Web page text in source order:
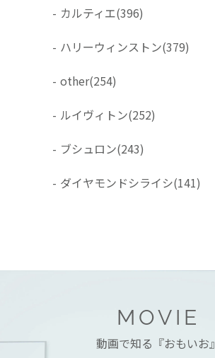
- カルティエ(396)
- ハリーウィンストン(379)
- other(254)
- ルイヴィトン(252)
- ブシュロン(243)
- ダイヤモンドシライシ(141)
MOVIE
動画で知る『おもいお』